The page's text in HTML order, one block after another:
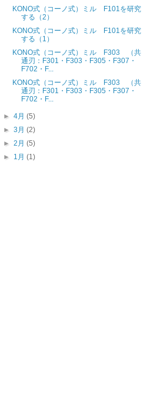
KONO式（コーノ式）ミル F101を研究
する（2）
KONO式（コーノ式）ミル F101を研究
する（1）
KONO式（コーノ式）ミル F303 （共
通刃：F301・F303・F305・F307・
F702・F...
KONO式（コーノ式）ミル F303 （共
通刃：F301・F303・F305・F307・
F702・F...
►4月(5)
►3月(2)
►2月(5)
► 1月(1)